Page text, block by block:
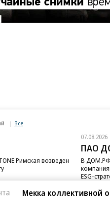
Все
Римская возведен
07.08.2026
ПАО
В ДОМ.РФ
ESG-
Мекка коллективной